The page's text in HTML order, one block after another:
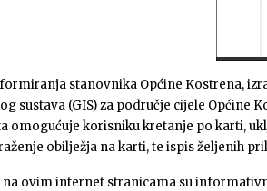
stanovnika Općine Kostrena,
sustava (GIS) za područje cijele Općine
omogućuje korisniku kretanje po karti,
obilježja na karti, te ispis željenih
ovim internet stranicama su